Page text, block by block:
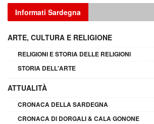
Informati Sardegna
ARTE, CULTURA E RELIGIONE
RELIGIONI E STORIA DELLE RELIGIONI
STORIA DELL'ARTE
ATTUALITÀ
CRONACA DELLA SARDEGNA
CRONACA DI DORGALI & CALA GONONE